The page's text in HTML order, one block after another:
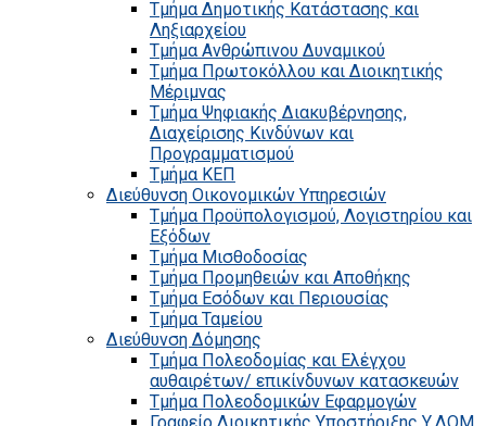
Τμήμα Δημοτικής Κατάστασης και
Ληξιαρχείου
Τμήμα Ανθρώπινου Δυναμικού
Τμήμα Πρωτοκόλλου και Διοικητικής
Μέριμνας
Τμήμα Ψηφιακής Διακυβέρνησης,
Διαχείρισης Κινδύνων και
Προγραμματισμού
Τμήμα ΚΕΠ
Διεύθυνση Οικονομικών Υπηρεσιών
Τμήμα Προϋπολογισμού, Λογιστηρίου και
Εξόδων
Τμήμα Μισθοδοσίας
Τμήμα Προμηθειών και Αποθήκης
Τμήμα Εσόδων και Περιουσίας
Τμήμα Ταμείου
Διεύθυνση Δόμησης
Τμήμα Πολεοδομίας και Ελέγχου
αυθαιρέτων/ επικίνδυνων κατασκευών
Τμήμα Πολεοδομικών Εφαρμογών